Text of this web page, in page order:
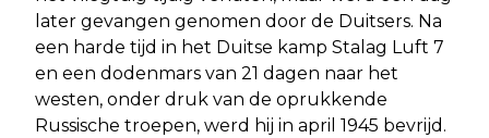
later gevangen genomen door de Duitsers. Na
een harde tijd in het Duitse kamp Stalag Luft 7
en een dodenmars van 21 dagen naar het
westen, onder druk van de oprukkende
Russische troepen, werd hij in april 1945 bevrijd.